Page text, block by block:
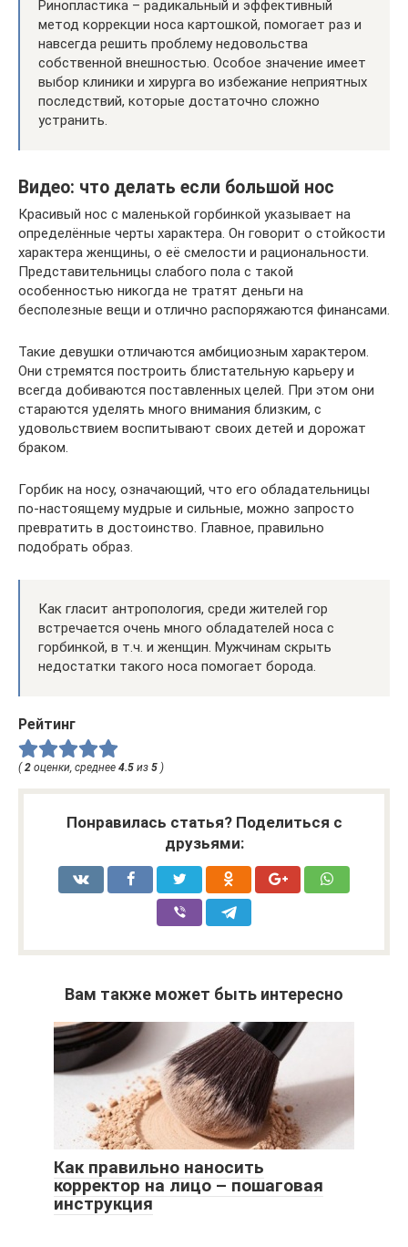
Ринопластика – радикальный и эффективный
метод коррекции носа картошкой, помогает раз и
навсегда решить проблему недовольства
собственной внешностью. Особое значение имеет
выбор клиники и хирурга во избежание неприятных
последствий, которые достаточно сложно
устранить.
Видео: что делать если большой нос
Красивый нос с маленькой горбинкой указывает на
определённые черты характера. Он говорит о стойкости
характера женщины, о её смелости и рациональности.
Представительницы слабого пола с такой
особенностью никогда не тратят деньги на
бесполезные вещи и отлично распоряжаются финансами.
Такие девушки отличаются амбициозным характером.
Они стремятся построить блистательную карьеру и
всегда добиваются поставленных целей. При этом они
стараются уделять много внимания близким, с
удовольствием воспитывают своих детей и дорожат
браком.
Горбик на носу, означающий, что его обладательницы
по-настоящему мудрые и сильные, можно запросто
превратить в достоинство. Главное, правильно
подобрать образ.
Как гласит антропология, среди жителей гор
встречается очень много обладателей носа с
горбинкой, в т.ч. и женщин. Мужчинам скрыть
недостатки такого носа помогает борода.
Рейтинг
( 2 оценки, среднее 4.5 из 5 )
Понравилась статья? Поделиться с
друзьями:
Вам также может быть интересно
Как правильно наносить
корректор на лицо – пошаговая
инструкция